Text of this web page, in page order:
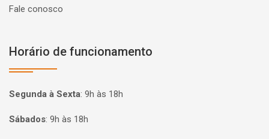
Fale conosco
Horário de funcionamento
Segunda à Sexta: 9h às 18h
Sábados: 9h às 18h